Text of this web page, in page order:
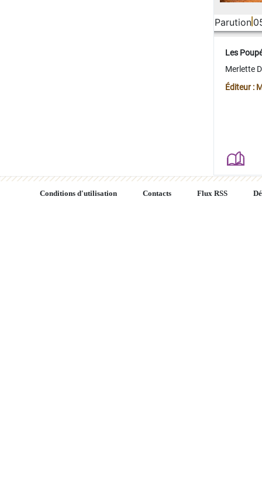
Parution
Les
Merlette
Éditeur :
Conditions d'utilisation Contacts Flux RSS